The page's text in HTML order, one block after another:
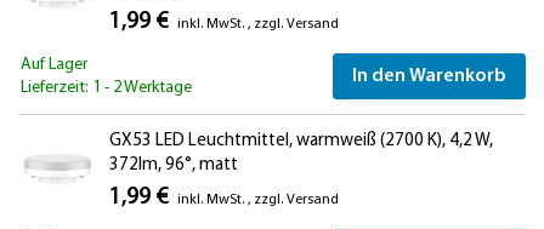
1,99 € inkl. MwSt. , zzgl. Versand
Auf Lager
Lieferzeit: 1 - 2 Werktage
In den Warenkorb
GX53 LED Leuchtmittel, warmweiß (2700 K), 4,2 W,
372lm, 96°, matt
1,99 € inkl. MwSt. , zzgl. Versand